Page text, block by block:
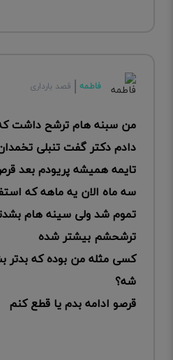
فاطمه قصد بارداری
من سبنه هام ترشح داشت
دادم دکتر گفت تنبلی
تایمه همیشه پریودم بعد
سه ماه الان یه ماهه که
تموم شد ولی سینه هام
ترشحشم بیشتر شده
کسی مثله من بوده که بدتر
شه؟
قرصو ادامه بدم یا قطع کنم